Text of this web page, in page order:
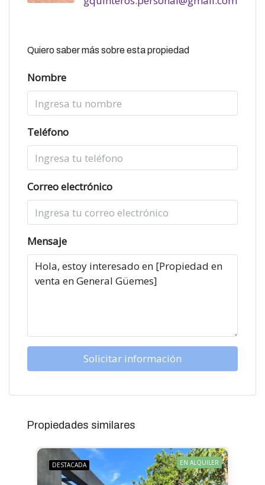
Quiero saber más sobre esta propiedad
Nombre
Teléfono
Correo electrónico
Mensaje
Solicitar información
Propiedades similares
DESTACADA EN ALQUILER